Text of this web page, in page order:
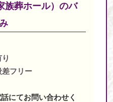
族葬ホール）のバ
差フリー
にてお問い合わせく